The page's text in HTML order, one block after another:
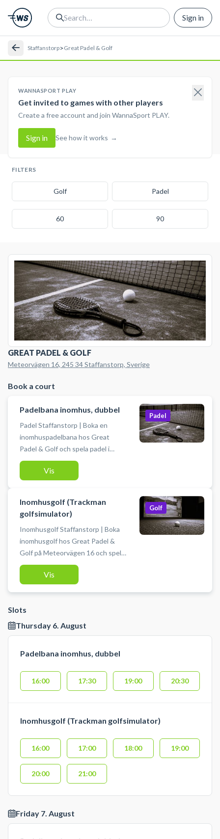
Sign in
Staffanstorp>Great Padel & Golf
WANNASPORT PLAY
Get invited to games with other players
Create a free account and join WannaSport PLAY.
Sign in See how it works →
FILTERS
Golf Padel
60 90
GREAT PADEL & GOLF
Meteorvägen 16, 245 34 Staffanstorp, Sverige
Book a court
Padelbana inomhus, dubbel
Padel Staffanstorp | Boka en
inomhuspadelbana hos Great
Padel & Golf och spela padel i
Staffanstorp på Meteorvägen 16.
Anläggningen har 4 dubbelbanor
parkering. Det går att hyra racket
på plats och det finns
omklädningsrum med duschar.
Vis
Padel
Inomhusgolf (Trackman
golfsimulator)
Inomhusgolf Staffanstorp | Boka
inomhusgolf hos Great Padel &
Golf på Meteorvägen 16 och spela i
Trackman-golfsimulator.
Anläggningen har 3 simulatorer,
Vis
Golf
Slots
Thursday 6. August
Padelbana inomhus, dubbel
16:00 17:30 19:00 20:30
Inomhusgolf (Trackman golfsimulator)
16:00 17:00 18:00 19:00
20:00 21:00
Friday 7. August